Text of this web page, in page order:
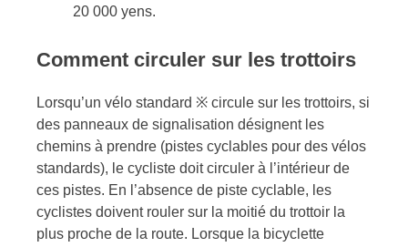
20 000 yens.
Comment circuler sur les trottoirs
Lorsqu’un vélo standard ※ circule sur les trottoirs, si
des panneaux de signalisation désignent les
chemins à prendre (pistes cyclables pour des vélos
standards), le cycliste doit circuler à l’intérieur de
ces pistes. En l’absence de piste cyclable, les
cyclistes doivent rouler sur la moitié du trottoir la
plus proche de la route. Lorsque la bicyclette